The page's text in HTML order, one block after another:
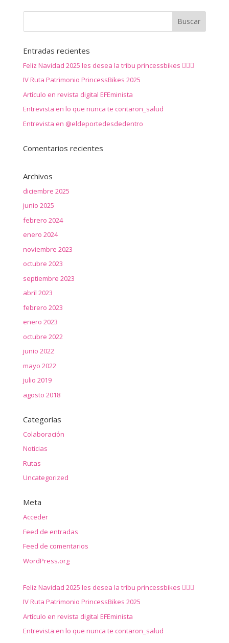
Entradas recientes
Feliz Navidad 2025 les desea la tribu princessbikes 🚴‍♀️✨
IV Ruta Patrimonio PrincessBikes 2025
Artículo en revista digital EFEminista
Entrevista en lo que nunca te contaron_salud
Entrevista en @eldeportedesdedentro
Comentarios recientes
Archivos
diciembre 2025
junio 2025
febrero 2024
enero 2024
noviembre 2023
octubre 2023
septiembre 2023
abril 2023
febrero 2023
enero 2023
octubre 2022
junio 2022
mayo 2022
julio 2019
agosto 2018
Categorías
Colaboración
Noticias
Rutas
Uncategorized
Meta
Acceder
Feed de entradas
Feed de comentarios
WordPress.org
Feliz Navidad 2025 les desea la tribu princessbikes 🚴‍♀️✨
IV Ruta Patrimonio PrincessBikes 2025
Artículo en revista digital EFEminista
Entrevista en lo que nunca te contaron_salud